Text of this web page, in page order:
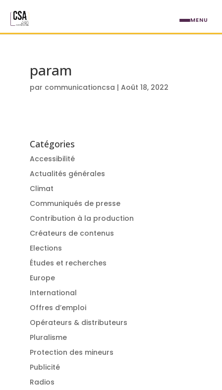
param
par communicationcsa | Août 18, 2022
Catégories
Accessibilité
Actualités générales
Climat
Communiqués de presse
Contribution à la production
Créateurs de contenus
Elections
Études et recherches
Europe
International
Offres d’emploi
Opérateurs & distributeurs
Pluralisme
Protection des mineurs
Publicité
Radios
MENU